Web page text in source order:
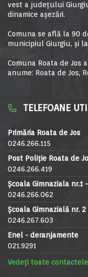
vest a judeţului
dinamice aşezări.
Comuna se află la 90
municipiul Giurgiu, şi
Comuna Roata de Jos
anume: Roata de Jos,
TELEFOANE
Primăria Roata de Jos
0246.266.115
Post Poliție Roata de
0246.266.419
Școala Gimnaziala nr.1
0246.266.062
Școala Gimnazială nr.
0246.267.603
Enel - deranjamente
021.9291
Vedeți toate